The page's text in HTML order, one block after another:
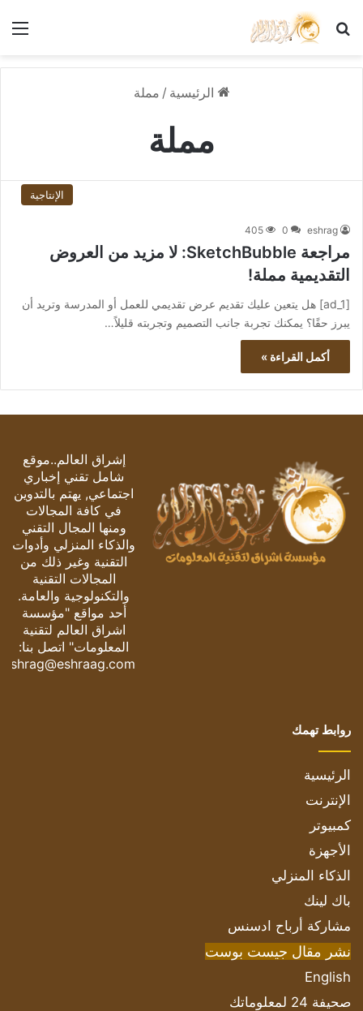
بحث عن
الرئيسية / مملة
مملة
الإنتاجية
eshrag
0
405
مراجعة SketchBubble: لا مزيد من العروض
التقديمية مملة!
[ad_1] هل يتعين عليك تقديم عرض تقديمي للعمل أو المدرسة وتريد أن
يبرز حقًا؟ يمكنك تجربة جانب التصميم وتجربته قليلاً…
أكمل القراءة »
إشراق العالم..موقع
شامل تقني إخباري
اجتماعي, يهتم بالتدوين
في كافة المجالات
ومنها المجال التقني
والذكاء المنزلي وأدوات
التقنية وغير ذلك من
المجالات التقنية
والتكنولوجية والعامة.
أحد مواقع "مؤسسة
اشراق العالم لتقنية
المعلومات" اتصل بنا:
eshrag@eshraag.com
روابط تهمك
الرئيسية
الإنترنت
كمبيوتر
الأجهزة
الذكاء المنزلي
باك لينك
مشاركة أرباح ادسنس
نشر مقال جيست بوست
English
صحيفة 24 لمعلوماتك